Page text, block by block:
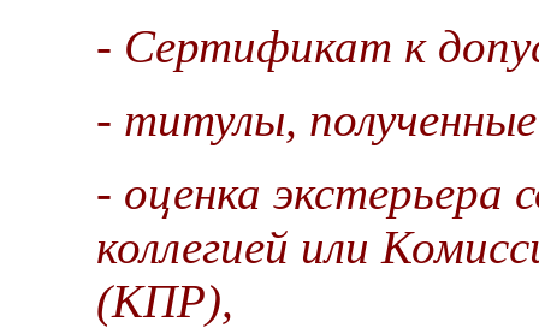
- Сертификат к
- титулы,
- оценка экстерьера
коллегией или
(КПР),